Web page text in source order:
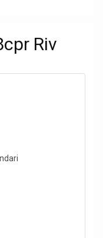
Riv